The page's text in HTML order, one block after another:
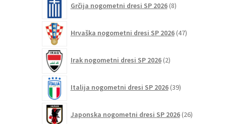
Grčija nogometni dresi SP 2026 8izdelkov
Hrvaška nogometni dresi SP 2026 47izdelkov
Irak nogometni dresi SP 2026 2izdelka
Italija nogometni dresi SP 2026 39izdelkov
Japonska nogometni dresi SP 2026 26izdelkov